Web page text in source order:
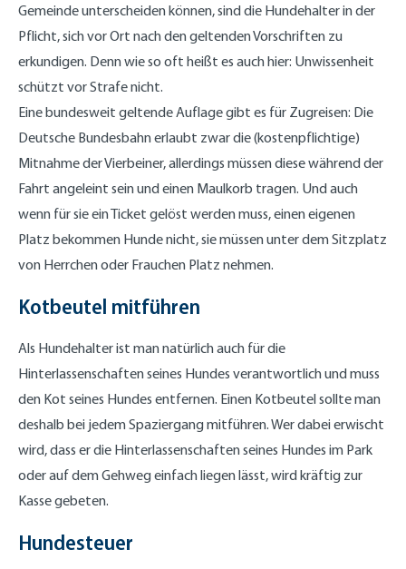
Gemeinde unterscheiden können, sind die Hundehalter in der
Pflicht, sich vor Ort nach den geltenden Vorschriften zu
erkundigen. Denn wie so oft heißt es auch hier: Unwissenheit
schützt vor Strafe nicht.
Eine bundesweit geltende Auflage gibt es für Zugreisen: Die
Deutsche Bundesbahn erlaubt zwar die (kostenpflichtige)
Mitnahme der Vierbeiner, allerdings müssen diese während der
Fahrt angeleint sein und einen Maulkorb tragen. Und auch
wenn für sie ein Ticket gelöst werden muss, einen eigenen
Platz bekommen Hunde nicht, sie müssen unter dem Sitzplatz
von Herrchen oder Frauchen Platz nehmen.
Kotbeutel mitführen
Als Hundehalter ist man natürlich auch für die
Hinterlassenschaften seines Hundes verantwortlich und muss
den Kot seines Hundes entfernen. Einen Kotbeutel sollte man
deshalb bei jedem Spaziergang mitführen. Wer dabei erwischt
wird, dass er die Hinterlassenschaften seines Hundes im Park
oder auf dem Gehweg einfach liegen lässt, wird kräftig zur
Kasse gebeten.
Hundesteuer